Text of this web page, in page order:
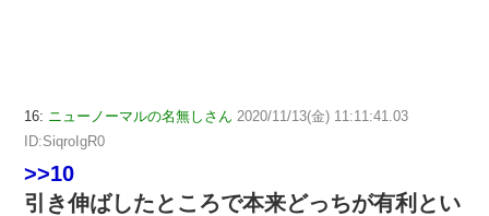
16: ニューノーマルの名無しさん 2020/11/13(金) 11:11:41.03
ID:SiqroIgR0
>>10
引き伸ばしたところで本来どっちが有利とい